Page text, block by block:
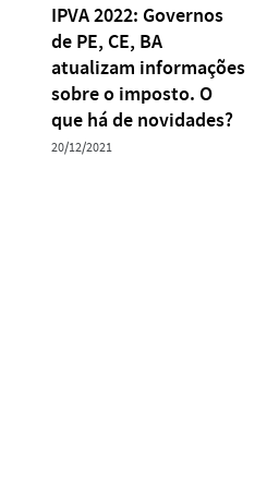
IPVA 2022: Governos
de PE, CE, BA
atualizam informações
sobre o imposto. O
que há de novidades?
20/12/2021